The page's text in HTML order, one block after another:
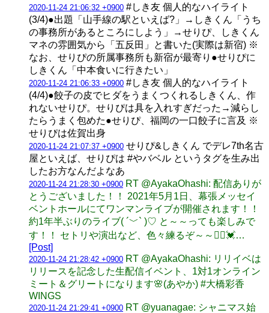
2020-11-24 21:06:32 +0900 #しき友 個人的なハイライト
(3/4)●出題「山手線の駅といえば?」→しきくん「うち
の事務所があるところにしよう」→せりぴ、しきくん
マネの雰囲気から「五反田」と書いた(実際は新宿) ※
なお、せりぴの所属事務所も新宿が最寄り●せりぴに
しきくん「中本食いに行きたい」
2020-11-24 21:06:33 +0900 #しき友 個人的なハイライト
(4/4)●餃子の皮でヒダをうまくつくれるしきくん、作
れないせりぴ。せりぴは具を入れすぎだった→減らし
たらうまく包めた●せりぴ、福岡の一口餃子に言及 ※
せりぴは佐賀出身
2020-11-24 21:07:37 +0900 せりぴ&しきくん でデレ7th名古
屋といえば、せりぴは #やバベル というタグを生み出
したお方なんだよなあ
2020-11-24 21:28:30 +0900 RT @AyakaOhashi: 配信ありが
とうございました！！ 2021年5月1日、幕張メッセイ
ベントホールにてワンマンライブが開催されます！！
約1年半ぶりのライブ( ´﹀` )♡ と～～っても楽しみで
す！！ セトリや演出など、色々練るぞ～～🙋‍♀️💓…
[Post]
2020-11-24 21:28:42 +0900 RT @AyakaOhashi: リリイベは
リリースを記念した生配信イベント、1対1オンライン
ミート＆グリートになります🌸(あやか) #大橋彩香
WINGS
2020-11-24 21:29:41 +0900 RT @yuanagae: シャニマス始